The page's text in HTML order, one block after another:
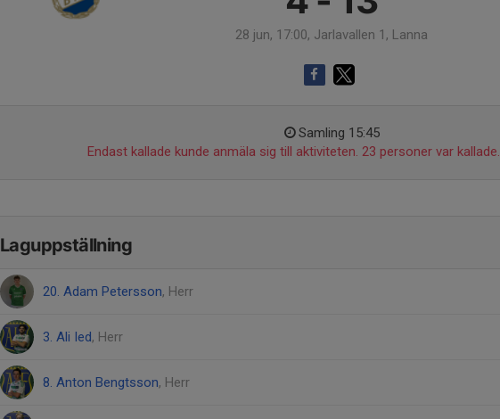
28 jun, 17:00, Jarlavallen 1, Lanna
Samling 15:45
Endast kallade kunde anmäla sig till aktiviteten. 23 personer var kallade.
Laguppställning
20. Adam Petersson, Herr
3. Ali Ied, Herr
8. Anton Bengtsson, Herr